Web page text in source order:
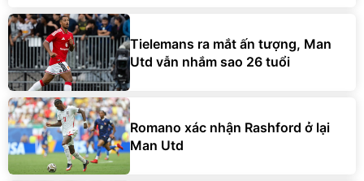
Tielemans ra mắt ấn tượng, Man
Utd vẫn nhắm sao 26 tuổi
Romano xác nhận Rashford ở lại
Man Utd